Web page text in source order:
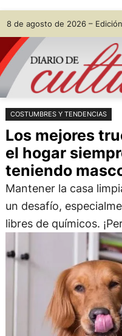
Saltar
al
contenido
Skip
to
content
8 de agosto de 2026 –
COSTUMBRES Y TENDENCIAS
Los mejores
el hogar
teniendo
Mantener la casa
un desafío,
libres de químicos.